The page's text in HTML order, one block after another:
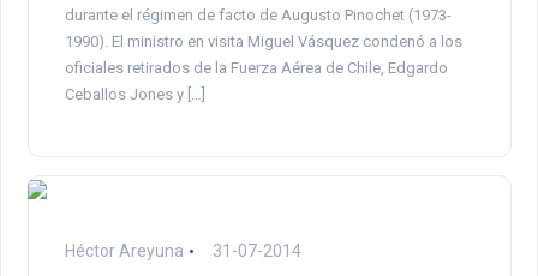
durante el régimen de facto de Augusto Pinochet (1973-
1990). El ministro en visita Miguel Vásquez condenó a los
oficiales retirados de la Fuerza Aérea de Chile, Edgardo
Ceballos Jones y […]
Héctor Areyuna 31-07-2014